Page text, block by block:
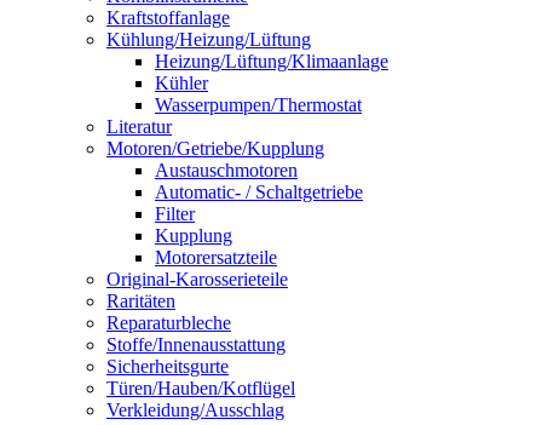
Kraftstoffanlage
Kühlung/Heizung/Lüftung
Heizung/Lüftung/Klimaanlage
Kühler
Wasserpumpen/Thermostat
Literatur
Motoren/Getriebe/Kupplung
Austauschmotoren
Automatic- / Schaltgetriebe
Filter
Kupplung
Motorersatzteile
Original-Karosserieteile
Raritäten
Reparaturbleche
Stoffe/Innenausstattung
Sicherheitsgurte
Türen/Hauben/Kotflügel
Verkleidung/Ausschlag